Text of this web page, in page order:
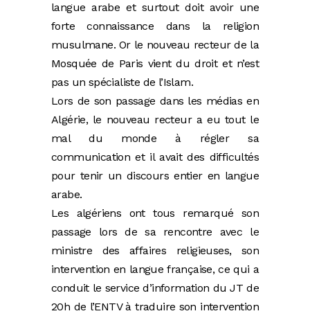
langue arabe et surtout doit avoir une
forte connaissance dans la religion
musulmane. Or le nouveau recteur de la
Mosquée de Paris vient du droit et n’est
pas un spécialiste de l’Islam.
Lors de son passage dans les médias en
Algérie, le nouveau recteur a eu tout le
mal du monde à régler sa
communication et il avait des difficultés
pour tenir un discours entier en langue
arabe.
Les algériens ont tous remarqué son
passage lors de sa rencontre avec le
ministre des affaires religieuses, son
intervention en langue française, ce qui a
conduit le service d’information du JT de
20h de l’ENTV à traduire son intervention